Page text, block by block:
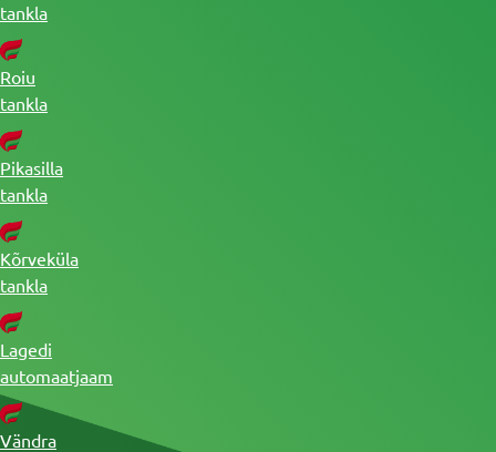
tankla
Roiu
tankla
Pikasilla
tankla
Kõrveküla
tankla
Lagedi
automaatjaam
Vändra